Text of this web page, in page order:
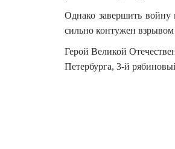
Однако завершить
сильно контужен
Герой Великой
Петербурга, 3-й